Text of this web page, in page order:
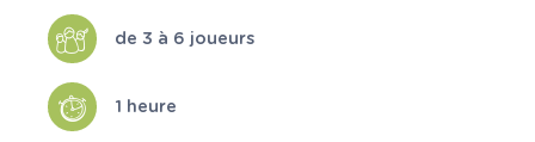
de 3 à 6 joueurs
1 heure